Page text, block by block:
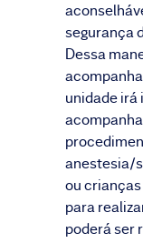
segurança
Dessa
unidade irá
anestesia/
ou
para
poderá ser